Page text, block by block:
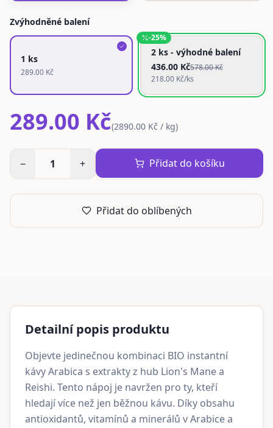
Zvýhodněné balení
1 ks
289.00 Kč
2 ks - výhodné balení
436.00 Kč578.00Kč
218.00 Kč/ks
-25%
289.00 Kč(2890.00 Kč / kg)
− 1 + Přidat do košíku
Přidat do oblíbených
Detailní popis produktu
Objevte jedinečnou kombinaci BIO instantní
kávy Arabica s extrakty z hub Lion's Mane a
Reishi. Tento nápoj je navržen pro ty, kteří
hledají více než jen běžnou kávu. Díky obsahu
antioxidantů, vitamínů a minerálů v Arabice a